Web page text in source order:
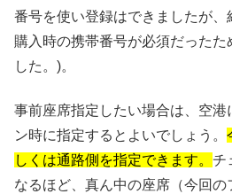
番号を使い登録はできましたが、
購入時の携帯番号が必須だったた
した。)。
事前座席指定したい場合は、空港
ン時に指定するとよいでしょう。
しくは通路側を指定できます。 チ
なるほど、真ん中の座席（今回の